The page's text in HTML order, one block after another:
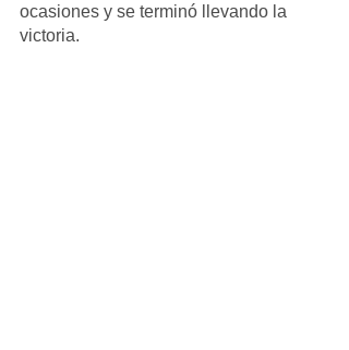
ocasiones y se terminó llevando la
victoria.